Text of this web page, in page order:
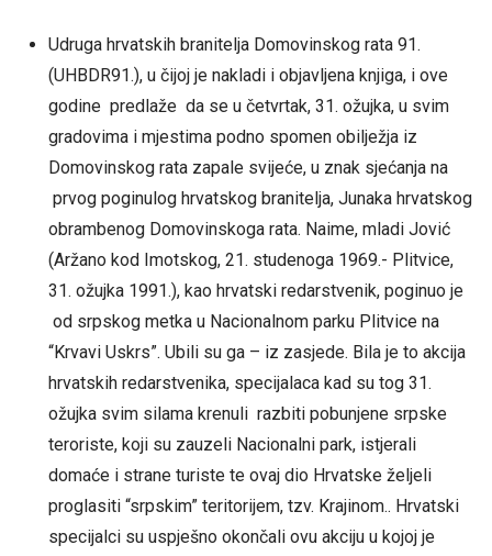
Udruga hrvatskih branitelja Domovinskog rata 91.
(UHBDR91.), u čijoj je nakladi i objavljena knjiga, i ove
godine predlaže da se u četvrtak, 31. ožujka, u svim
gradovima i mjestima podno spomen obilježja iz
Domovinskog rata zapale svijeće, u znak sjećanja na
prvog poginulog hrvatskog branitelja, Junaka hrvatskog
obrambenog Domovinskoga rata. Naime, mladi Jović
(Aržano kod Imotskog, 21. studenoga 1969.- Plitvice,
31. ožujka 1991.), kao hrvatski redarstvenik, poginuo je
od srpskog metka u Nacionalnom parku Plitvice na
“Krvavi Uskrs”. Ubili su ga – iz zasjede. Bila je to akcija
hrvatskih redarstvenika, specijalaca kad su tog 31.
ožujka svim silama krenuli razbiti pobunjene srpske
teroriste, koji su zauzeli Nacionalni park, istjerali
domaće i strane turiste te ovaj dio Hrvatske željeli
proglasiti “srpskim” teritorijem, tzv. Krajinom.. Hrvatski
specijalci su uspješno okončali ovu akciju u kojoj je